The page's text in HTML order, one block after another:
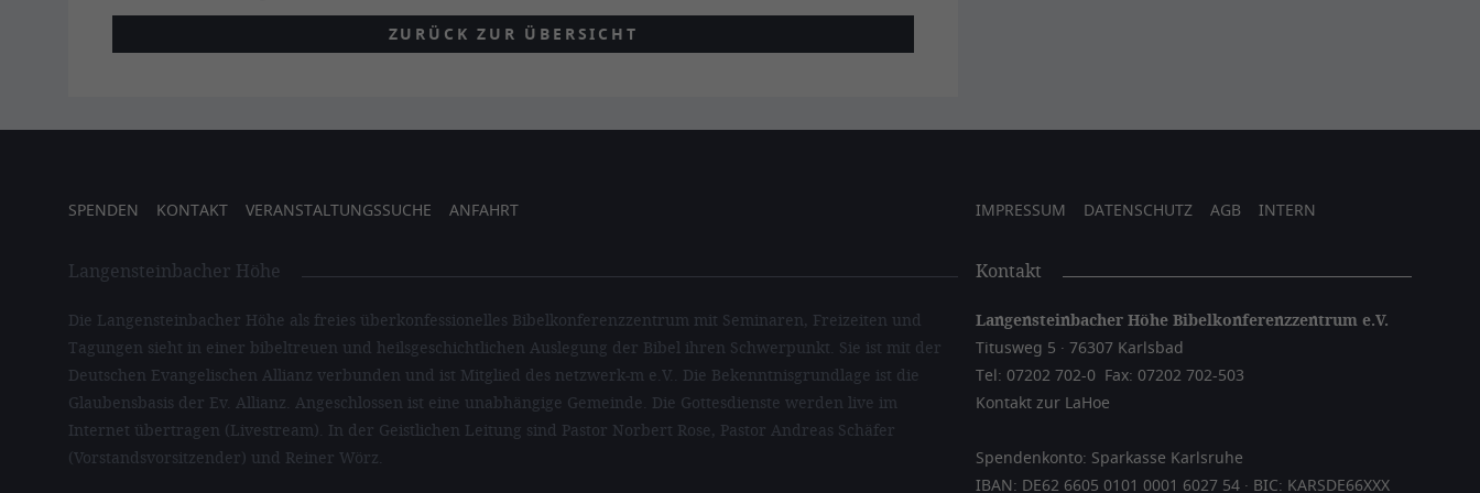
ZURÜCK ZUR ÜBERSICHT
SPENDEN KONTAKT VERANSTALTUNGSSUCHE ANFAHRT IMPRESSUM DATENSCHUTZ AGB INTERN
Langensteinbacher Höhe
Die Langensteinbacher Höhe als freies überkonfessionelles Bibelkonferenzzentrum mit Seminaren, Freizeiten und
Tagungen sieht in einer bibeltreuen und heilsgeschichtlichen Auslegung der Bibel ihren Schwerpunkt. Sie ist mit der
Deutschen Evangelischen Allianz verbunden und ist Mitglied des netzwerk-m e.V.. Die Bekenntnisgrundlage ist die
Glaubensbasis der Ev. Allianz. Angeschlossen ist eine unabhängige Gemeinde. Die Gottesdienste werden live im
Internet übertragen (Livestream). In der Geistlichen Leitung sind Pastor Norbert Rose, Pastor Andreas Schäfer
(Vorstandsvorsitzender) und Reiner Wörz.
Kontakt
Langensteinbacher Höhe Bibelkonferenzzentrum e.V.
Titusweg 5 · 76307 Karlsbad
Tel: 07202 702-0 Fax: 07202 702-503
Kontakt zur LaHoe
Spendenkonto: Sparkasse Karlsruhe
IBAN: DE62 6605 0101 0001 6027 54 · BIC: KARSDE66XXX